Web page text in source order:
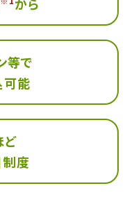
等で
可能
ど
制度